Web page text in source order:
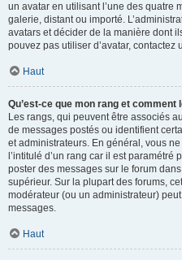
un avatar en utilisant l’une des quatre
galerie, distant ou importé.
avatars et décider de la manière dont
pouvez pas utiliser d’avatar, contactez
Haut
Qu’est-ce que mon rang et comment
Les rangs, qui peuvent être associés
de messages postés ou identifient
et administrateurs. En général, vous
l’intitulé d’un rang car il est paramétré
poster des messages sur le forum
supérieur. Sur la plupart des forums,
modérateur (ou un administrateur)
messages.
Haut